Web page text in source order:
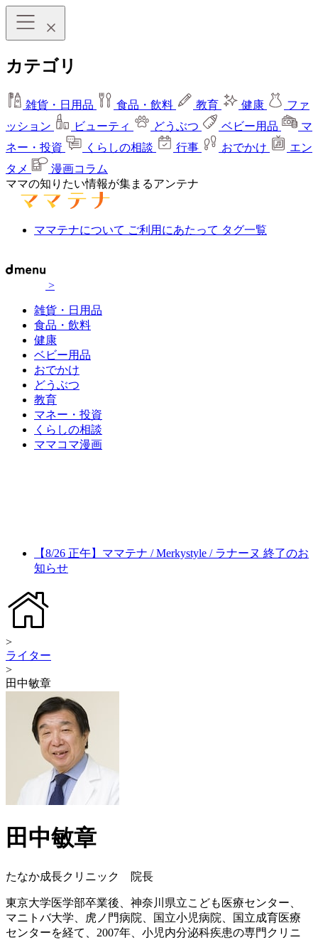
カテゴリ
雑貨・日用品 食品・飲料 教育 健康
ファ
ッション
ビューティ どうぶつ ベビー用品
マ
ネー・投資
くらしの相談 行事 おでかけ
エン
タメ
漫画コラム
ママの知りたい情報が集まるアンテナ
ママテナについて ご利用にあたって タグ一覧
>
雑貨・日用品
食品・飲料
健康
ベビー用品
おでかけ
どうぶつ
教育
マネー・投資
くらしの相談
ママコマ漫画
【8/26 正午】ママテナ / Merkystyle / ラナーヌ 終了のお
知らせ
>
ライター
>
田中敏章
田中敏章
たなか成長クリニック 院長
東京大学医学部卒業後、神奈川県立こども医療センター、
マニトバ大学、虎ノ門病院、国立小児病院、国立成育医療
センターを経て、2007年、小児内分泌科疾患の専門クリニ